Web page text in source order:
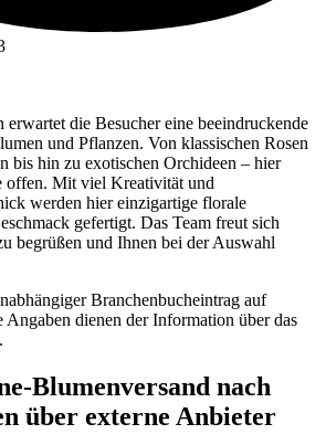
erwartet die Besucher eine beeindruckende
und Pflanzen. Von klassischen Rosen
bis hin zu exotischen Orchideen – hier
offen. Mit viel Kreativität und
werden hier einzigartige florale
gefertigt. Das Team freut sich
begrüßen und Ihnen bei der Auswahl
Branchenbucheintrag auf
dienen der Information über das
Blumenversand nach
über externe Anbieter